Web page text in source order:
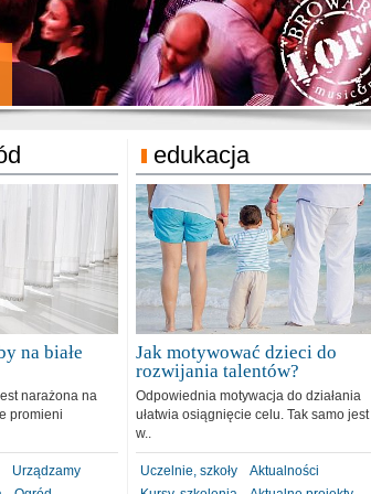
31.12.2018
Michelin
na białe
narażona na
promieni
Urządzamy
edukacja
Jak motywować dzieci do
rozwijania talentów?
Odpowiednia motywacja do działania
ułatwia osiągnięcie celu. Tak samo jest
w..
Uczelnie, szkoły
Aktualności